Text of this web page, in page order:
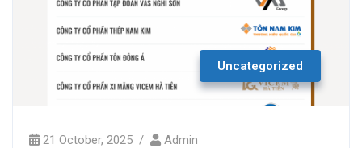
Uncategorized
21 October, 2025 Admin